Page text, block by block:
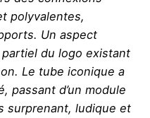
polyvalentes,
Un aspect
du logo existant
Le tube iconique a
passant d’un module
surprenant, ludique et